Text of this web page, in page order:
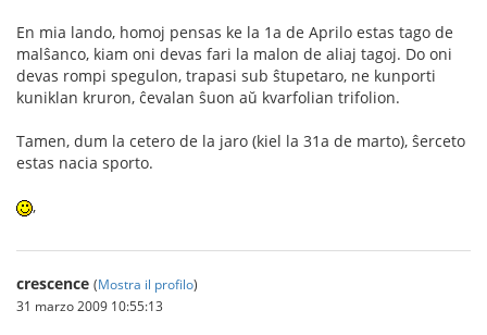
En mia lando, homoj pensas ke la 1a de Aprilo estas tago de
malŝanco, kiam oni devas fari la malon de aliaj tagoj. Do oni
devas rompi spegulon, trapasi sub ŝtupetaro, ne kunporti
kuniklan kruron, ĉevalan ŝuon aŭ kvarfolian trifolion.
Tamen, dum la cetero de la jaro (kiel la 31a de marto), ŝerceto
estas nacia sporto.
,
crescence (Mostra il profilo)
31 marzo 2009 10:55:13